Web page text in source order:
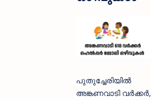
പുതുച്ചേരിയിൽ
അങ്കണവാടി വർക്കർ,